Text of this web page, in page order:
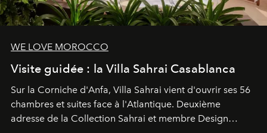
WE LOVE MOROCCO
Visite guidée : la Villa Sahrai Casablanca
Sur la Corniche d'Anfa, Villa Sahrai vient d'ouvrir ses 56
chambres et suites face à l'Atlantique. Deuxième
adresse de la Collection Sahrai et membre Design